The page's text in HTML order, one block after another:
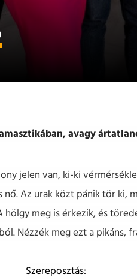
avagy
jelen van, ki-ki
Az urak közt pánik tör ki,
hölgy meg is érkezik, és
Nézzék meg ezt a pikáns,
Szereposztás: